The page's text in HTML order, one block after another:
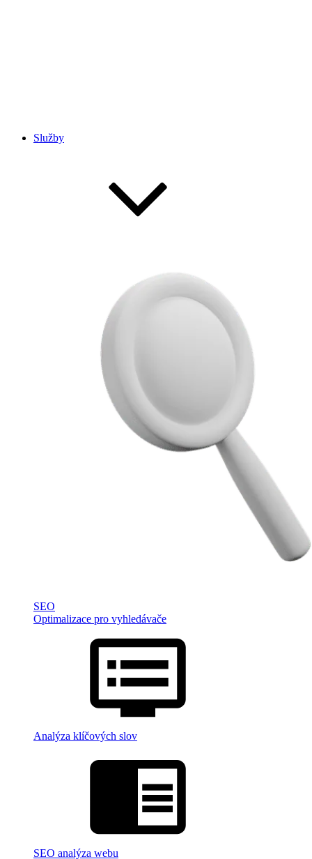
Služby
SEO
Optimalizace pro vyhledávače
Analýza klíčových slov
SEO analýza webu